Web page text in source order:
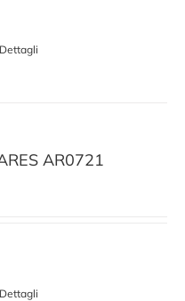
Dettagli
AR0721
Dettagli